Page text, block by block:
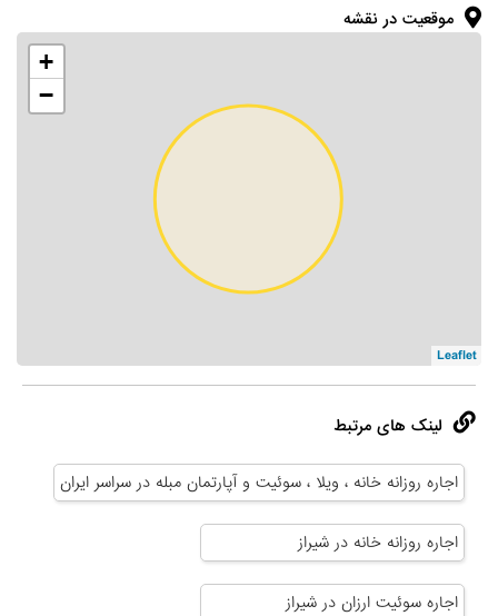
موقعیت در نقشه
+
−
Leaflet
لینک های مرتبط
اجاره روزانه خانه ، ویلا ، سوئیت و آپارتمان مبله در سراسر ایران
اجاره روزانه خانه در شیراز
اجاره سوئیت ارزان در شیراز